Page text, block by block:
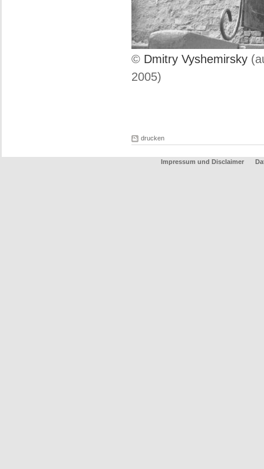
© Dmitry Vyshemirsky
2005)
drucken
Impressum und Disclaimer